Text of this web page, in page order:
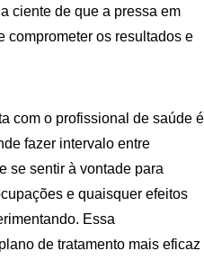
ciente de que a pressa em
comprometer os resultados e
com o profissional de saúde é
fazer intervalo entre
se sentir à vontade para
e quaisquer efeitos
Essa
de tratamento mais eficaz